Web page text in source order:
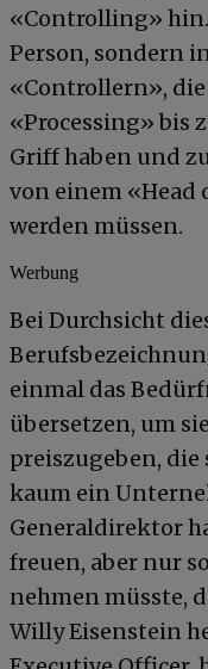
«Controlling»
Person, sondern
«Controllern»,
«Processing» bis
Griff haben und
von einem
werden müssen.
Werbung
Bei Durchsicht
einmal das
übersetzen, um
preiszugeben, die
kaum ein
Generaldirektor
freuen, aber nur
nehmen müsste,
Willy Eisenstein